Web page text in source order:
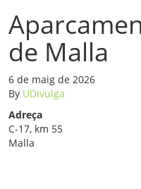
de Malla
6 de maig de 2026
By UDivulga
Adreça
C-17, km 55
Malla